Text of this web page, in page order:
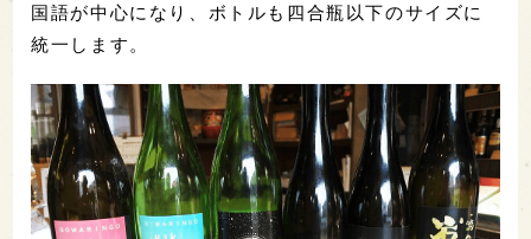
国語が中心になり、ボトルも四合瓶以下のサイズに
統一します。